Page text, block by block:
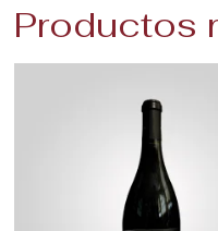
Productos